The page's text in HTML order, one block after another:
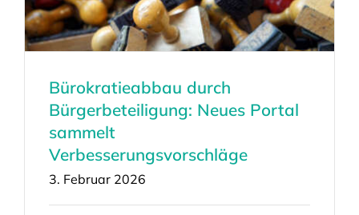
Bürokratieabbau durch
Bürgerbeteiligung: Neues Portal
sammelt
Verbesserungsvorschläge
3. Februar 2026